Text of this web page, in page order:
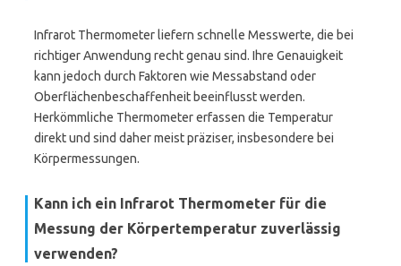
Infrarot Thermometer liefern schnelle Messwerte, die bei
richtiger Anwendung recht genau sind. Ihre Genauigkeit
kann jedoch durch Faktoren wie Messabstand oder
Oberflächenbeschaffenheit beeinflusst werden.
Herkömmliche Thermometer erfassen die Temperatur
direkt und sind daher meist präziser, insbesondere bei
Körpermessungen.
Kann ich ein Infrarot Thermometer für die
Messung der Körpertemperatur zuverlässig
verwenden?